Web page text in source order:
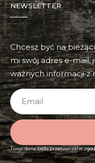
NEWSLETTER
Chcesz być na
mi swój adres e-mail,
ważnych informacji z
Twoje dane będą przetwarzane